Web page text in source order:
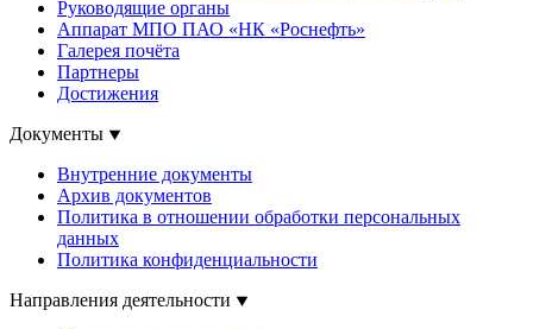
Руководящие органы
Аппарат МПО ПАО «НК «Роснефть»
Галерея почёта
Партнеры
Достижения
Документы
Внутренние документы
Архив документов
Политика в отношении обработки персональных
данных
Политика конфиденциальности
Направления деятельности